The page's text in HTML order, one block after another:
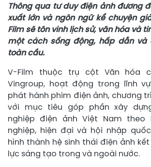
Thông qua tư duy điện ảnh đương
xuất lớn và ngôn ngữ kể chuyện
Film sẽ tôn vinh lịch sử, văn hóa và
một cách sống động, hấp dẫn và
toàn cầu.
V-Film thuộc trụ cột Văn hóa
Vingroup, hoạt động trong lĩnh
phát hành phim điện ảnh, chương
với mục tiêu góp phần xây
nghiệp điện ảnh Việt Nam theo
nghiệp, hiện đại và hội nhập
hình thành hệ sinh thái điện ảnh
lực sáng tạo trong và ngoài nước.